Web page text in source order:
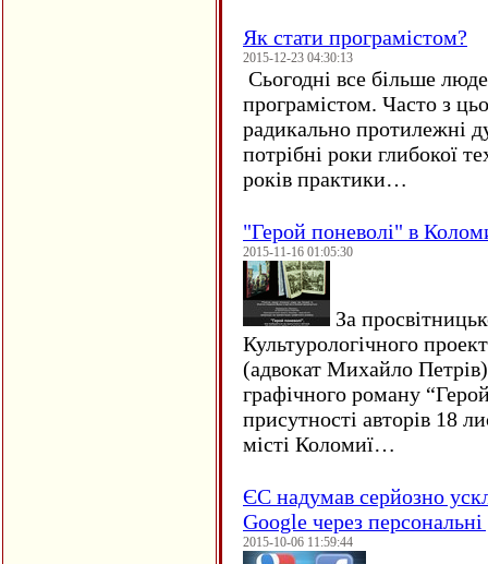
Як стати програмістом?
2015-12-23 04:30:13
Сьогодні все більше
програмістом. Часто з
радикально протилежні
потрібні роки глибокої
років практики…
"Герой поневолі" в
2015-11-16 01:05:30
За
Культурологічного
(адвокат Михайло
графічного роману
присутності авторів 18
місті Коломиї…
ЄC надумав серйозно
Google через персональні
2015-10-06 11:59:44